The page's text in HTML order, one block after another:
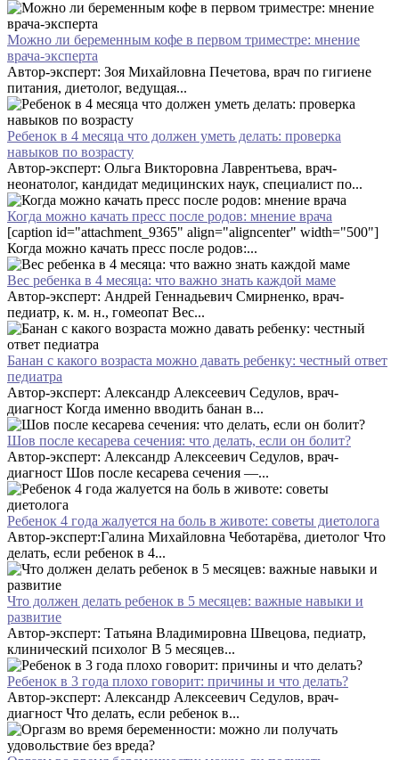
Можно ли беременным кофе в первом триместре: мнение
врача-эксперта
Автор-эксперт: Зоя Михайловна Печетова, врач по гигиене
питания, диетолог, ведущая...
Ребенок в 4 месяца что должен уметь делать: проверка
навыков по возрасту
Автор-эксперт: Ольга Викторовна Лаврентьева, врач-
неонатолог, кандидат медицинских наук, специалист по...
Когда можно качать пресс после родов: мнение врача
[caption id="attachment_9365" align="aligncenter" width="500"]
Когда можно качать пресс после родов:...
Вес ребенка в 4 месяца: что важно знать каждой маме
Автор-эксперт: Андрей Геннадьевич Смирненко, врач-
педиатр, к. м. н., гомеопат Вес...
Банан с какого возраста можно давать ребенку: честный ответ
педиатра
Автор-эксперт: Александр Алексеевич Седулов, врач-
диагност Когда именно вводить банан в...
Шов после кесарева сечения: что делать, если он болит?
Автор-эксперт: Александр Алексеевич Седулов, врач-
диагност Шов после кесарева сечения —...
Ребенок 4 года жалуется на боль в животе: советы диетолога
Автор-эксперт:Галина Михайловна Чеботарёва, диетолог Что
делать, если ребенок в 4...
Что должен делать ребенок в 5 месяцев: важные навыки и
развитие
Автор-эксперт: Татьяна Владимировна Швецова, педиатр,
клинический психолог В 5 месяцев...
Ребенок в 3 года плохо говорит: причины и что делать?
Автор-эксперт: Александр Алексеевич Седулов, врач-
диагност Что делать, если ребенок в...